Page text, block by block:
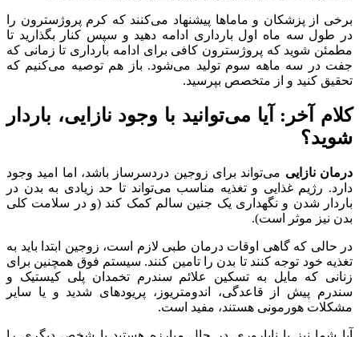
برخی از پزشکان و ماماها پیشنهاد می‌کنند که کرم پروژسترون را
در طول سه ماه اول بارداری ادامه دهید و سپس کنار بگذارید تا
مطمئن شوید که پروژسترون کافی برای ادامه بارداری تا زمانی که
جفت در سه ماهه سوم تولید می‌شود. باز هم توصیه می‌کنیم که
تحقیق کنید و از متخصص بپرسید.
کلام آخر: آیا می‌توانید با وجود نازایی، باردار
شوید؟
درمان نازایی می‌تواند برای زوجین دردسرساز باشد، اما امید وجود
دارد. رژیم غذایی و تغذیه مناسب می‌تواند تا حد زیادی به بدن در
باردار شدن و نگهداری یک جنین سالم کمک کند (و در سلامت کلی
بدن نیز موثر است).
در حالی که گاهی اوقات درمان طبی لازم است، زوجین ابتدا باید به
تغذیه خود توجه کنند تا بدن را تامین کنند. سیستم فوق همچنین برای
زنانی که مایل به تسکین علائم سندرم تخمدان پلی کیستیک و
سندرم پیش از قاعدگی، اندومتریوز، پریودهای شدید و یا سایر
مشکلات هورمونی هستند، مفید است.